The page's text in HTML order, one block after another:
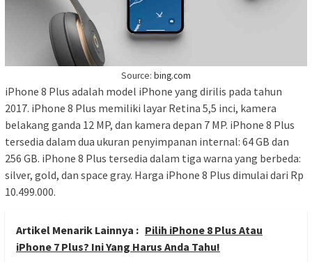
Source: bing.com
iPhone 8 Plus adalah model iPhone yang dirilis pada tahun
2017. iPhone 8 Plus memiliki layar Retina 5,5 inci, kamera
belakang ganda 12 MP, dan kamera depan 7 MP. iPhone 8 Plus
tersedia dalam dua ukuran penyimpanan internal: 64 GB dan
256 GB. iPhone 8 Plus tersedia dalam tiga warna yang berbeda:
silver, gold, dan space gray. Harga iPhone 8 Plus dimulai dari Rp
10.499.000.
Artikel Menarik Lainnya : Pilih iPhone 8 Plus Atau
iPhone 7 Plus? Ini Yang Harus Anda Tahu!